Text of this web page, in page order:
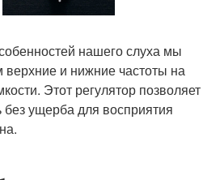
нашего слуха мы
и нижние частоты на
Этот регулятор позволяет
без ущерба для восприятия